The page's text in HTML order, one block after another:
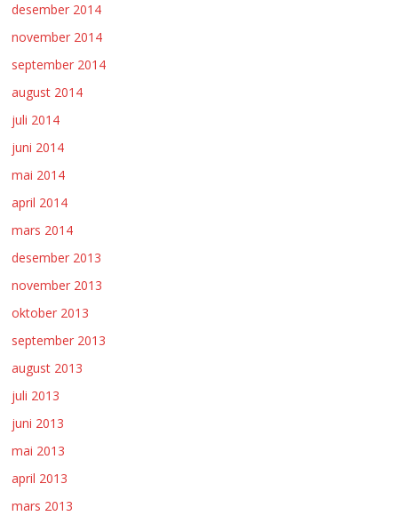
desember 2014
november 2014
september 2014
august 2014
juli 2014
juni 2014
mai 2014
april 2014
mars 2014
desember 2013
november 2013
oktober 2013
september 2013
august 2013
juli 2013
juni 2013
mai 2013
april 2013
mars 2013